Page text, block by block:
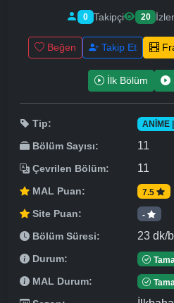
0 Takipçi 20
Beğen Takip Et
İlk Bölüm
Tip: ANIME
Bölüm Sayısı: 11
Çevrilen Bölüm: 11
MAL Puan: 7.5
Site Puan: -
Bölüm Süresi: 23 dk/
Durum:
MAL Durum: